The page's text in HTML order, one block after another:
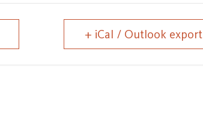
+ iCal / Outlook export